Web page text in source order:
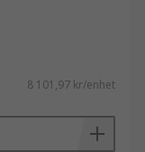
8 101,97 kr/enhet